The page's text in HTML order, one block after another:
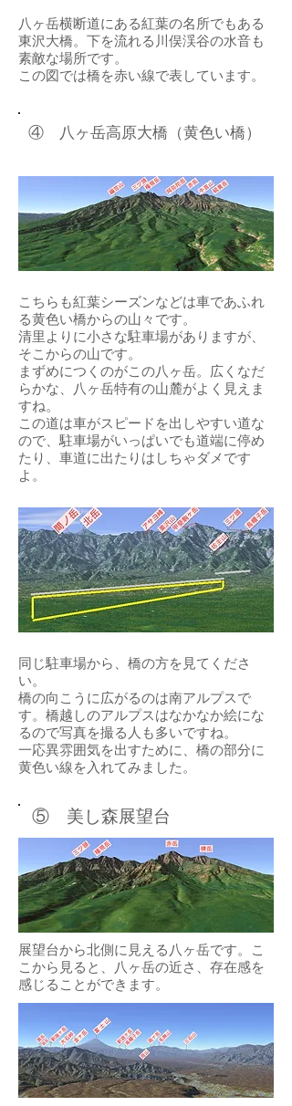
八ヶ岳横断道にある紅葉の名所でもある
東沢大橋。下を流れる川俣渓谷の水音も
素敵な場所です。
​この図では橋を赤い線で表しています。
​④ 八ヶ岳高原大橋（黄色い橋）
こちらも紅葉シーズンなどは車であふれ
る黄色い橋からの山々です。
清里よりに小さな駐車場がありますが、
そこからの山です。
まずめにつくのがこの八ヶ岳。広くなだ
らかな、八ヶ岳特有の山麓がよく見えま
すね。
​この道は車がスピードを出しやすい道な
ので、駐車場がいっぱいでも道端に停め
たり、車道に出たりはしちゃダメです
よ。
同じ駐車場から、橋の方を見てくださ
い。
橋の向こうに広がるのは南アルプスで
す。橋越しのアルプスはなかなか絵にな
るので写真を撮る人も多いですね。
​一応異雰囲気を出すために、橋の部分に
黄色い線を入れてみました。
​⑤ 美し森展望台
展望台から北側に見える八ヶ岳です。こ
こから見ると、八ヶ岳の近さ、存在感を
感じることができます。